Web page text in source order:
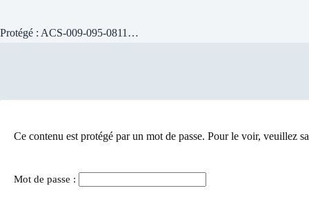
Protégé : ACS-009-095-0811…
Ce contenu est protégé par un mot de passe. Pour le voir, veuillez
Mot de passe :